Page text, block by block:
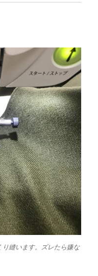
縫います。ズレたら嫌な